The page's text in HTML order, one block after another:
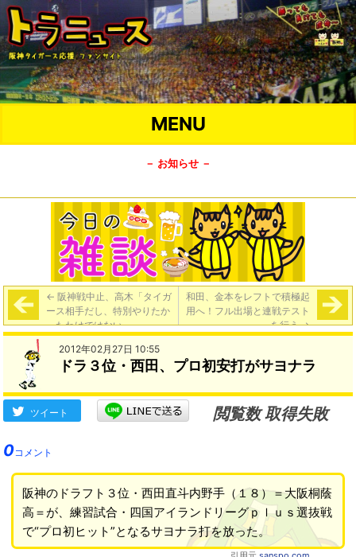
MENU
－ お知らせ －
← 阪神戦中止、高木「タイガ
ース相手だし、特別やりたか
ったわけではない」
和田、金本をレフトで積極起
用へ！フル出場と連戦テスト
を行う→
2012年02月27日 10:55
ドラ３位・西田、プロ初安打がサヨナラ
ツイート
閲覧数 取得失敗
0コメント
阪神のドラフト３位・西田直斗内野手（１８）＝大阪桐蔭
高＝が、練習試合・四国アイランドリーグｐｌｕｓ選抜戦
で“プロ初ヒット”となるサヨナラ打を放った。